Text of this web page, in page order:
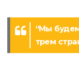
“Мы
трем